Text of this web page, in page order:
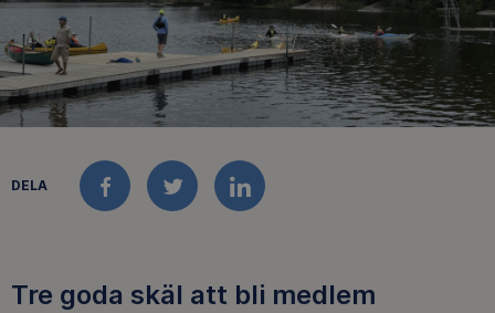
DELA
FACEBOOKTWITTERLINKEDIN
Tre goda skäl att bli medlem